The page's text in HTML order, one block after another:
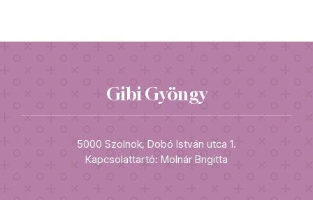
Gibi Gyöngy
5000 Szolnok, Dobó István utca 1.
Kapcsolattartó: Molnár Brigitta